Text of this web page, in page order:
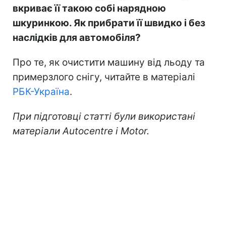
вкриває її такою собі нарядною
шкуринкою. Як прибрати її швидко і без
наслідків для автомобіля?
Про те, як очистити машину від льоду та
примерзлого снігу, читайте в матеріалі
РБК-Україна.
При підготовці статті були використані
матеріали Autocentre і Motor.